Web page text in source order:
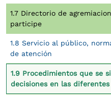
1.7 Directorio de
participe
1.8 Servicio al público,
de atención
1.9 Procedimientos que se
decisiones en las diferentes